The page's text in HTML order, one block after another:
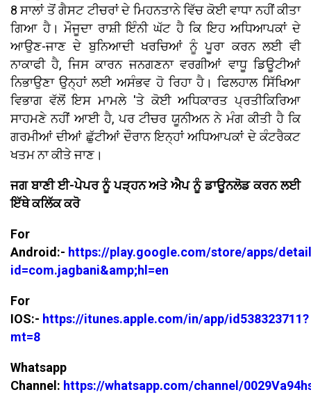
8 ਸਾਲਾਂ ਤੋਂ ਗੈਸਟ ਟੀਚਰਾਂ ਦੇ ਮਿਹਨਤਾਨੇ ਵਿੱਚ ਕੋਈ ਵਾਧਾ ਨਹੀਂ ਕੀਤਾ
ਗਿਆ ਹੈ। ਮੌਜੂਦਾ ਰਾਸ਼ੀ ਇੰਨੀ ਘੱਟ ਹੈ ਕਿ ਇਹ ਅਧਿਆਪਕਾਂ ਦੇ
ਆਉਣ-ਜਾਣ ਦੇ ਬੁਨਿਆਦੀ ਖਰਚਿਆਂ ਨੂੰ ਪੂਰਾ ਕਰਨ ਲਈ ਵੀ
ਨਾਕਾਫੀ ਹੈ, ਜਿਸ ਕਾਰਨ ਜਨਗਣਨਾ ਵਰਗੀਆਂ ਵਾਧੂ ਡਿਊਟੀਆਂ
ਨਿਭਾਉਣਾ ਉਨ੍ਹਾਂ ਲਈ ਅਸੰਭਵ ਹੋ ਰਿਹਾ ਹੈ। ਫਿਲਹਾਲ ਸਿੱਖਿਆ
ਵਿਭਾਗ ਵੱਲੋਂ ਇਸ ਮਾਮਲੇ 'ਤੇ ਕੋਈ ਅਧਿਕਾਰਤ ਪ੍ਰਤੀਕਿਰਿਆ
ਸਾਹਮਣੇ ਨਹੀਂ ਆਈ ਹੈ, ਪਰ ਟੀਚਰ ਯੂਨੀਅਨ ਨੇ ਮੰਗ ਕੀਤੀ ਹੈ ਕਿ
ਗਰਮੀਆਂ ਦੀਆਂ ਛੁੱਟੀਆਂ ਦੌਰਾਨ ਇਨ੍ਹਾਂ ਅਧਿਆਪਕਾਂ ਦੇ ਕੰਟਰੈਕਟ
ਖਤਮ ਨਾ ਕੀਤੇ ਜਾਣ।
ਜਗ ਬਾਣੀ ਈ-ਪੇਪਰ ਨੂੰ ਪੜ੍ਹਨ ਅਤੇ ਐਪ ਨੂੰ ਡਾਊਨਲੋਡ ਕਰਨ ਲਈ
ਇੱਥੇ ਕਲਿੱਕ ਕਰੋ
For
Android:- https://play.google.com/store/apps/
id=com.jagbani&amp;hl=en
For
IOS:- https://itunes.apple.com/in/app/id538323711?
mt=8
Whatsapp
Channel: https://whatsapp.com/channel/